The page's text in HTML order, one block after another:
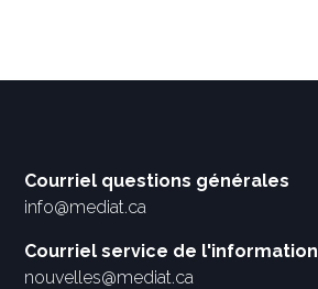
Courriel questions générales
info@mediat.ca
Courriel service de l'information
nouvelles@mediat.ca